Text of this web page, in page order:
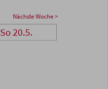
Nächste Woche >
So 20.5.